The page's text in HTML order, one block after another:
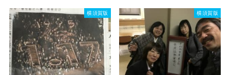
横須賀版 横須賀版